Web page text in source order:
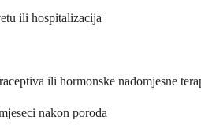
ili hospitalizacija
ili hormonske nadomjesne
nakon poroda